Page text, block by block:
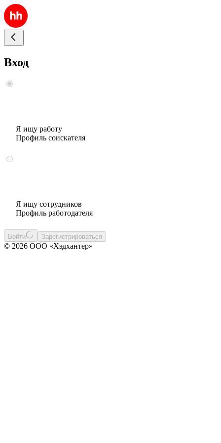
Вход
Я ищу работу
Профиль соискателя
Я ищу сотрудников
Профиль работодателя
Войти Зарегистрироваться
© 2026 ООО «Хэдхантер»